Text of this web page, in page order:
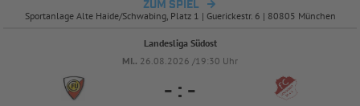
ZUM SPIEL
Sportanlage Alte Haide/Schwabing, Platz 1 | Guerickestr. 6 | 80805 München
Landesliga Südost
MI.. 26.08.2026 /19:30 Uhr
- : -